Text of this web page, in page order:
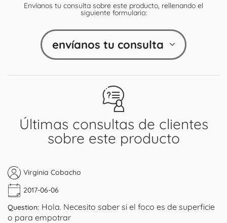
Últimas consultas de clientes
sobre este producto
Virginia Cobacho
2017-06-06
Question: Hola. Necesito saber si el foco es de superficie
o para empotrar
Envíanos tu consulta sobre este producto, rellenando el
siguiente formulario:
envíanos tu consulta